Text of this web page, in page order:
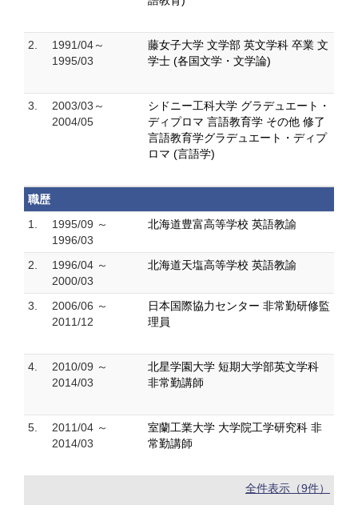
2.
1991/04～
1995/03
藤女子大学 文学部 英文学科 卒業 文
学士 (各国文学・文学論)
3.
2003/03～
2004/05
シドニー工科大学 グラデュエート・
ディプロマ 言語教育学 その他 修了
言語教育学グラデュエート・ディプ
ロマ (言語学)
職歴
1.
1995/09 ～
1996/03
北海道豊富高等学校 英語教諭
2.
1996/04 ～
2000/03
北海道天塩高等学校 英語教諭
3.
2006/06 ～
2011/12
日本国際協力センター 非常勤研修監
理員
4.
2010/09 ～
2014/03
北星学園大学 短期大学部英文学科
非常勤講師
5.
2011/04 ～
2014/03
室蘭工業大学 大学院工学研究科 非
常勤講師
全件表示（9件）